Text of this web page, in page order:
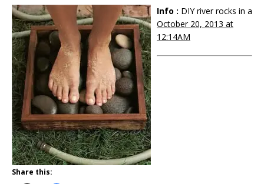
Info : DIY river rocks in a
October 20, 2013 at
12:14AM
Share this: